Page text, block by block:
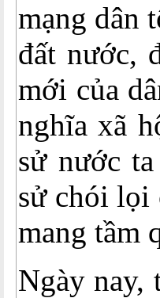
mạng dân
đất nước,
mới của
nghĩa xã
sử nước
sử chói lọi
mang tầm
Ngày nay,